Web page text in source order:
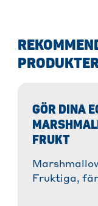
GÖR DINA
FRUKT
Fruktiga,